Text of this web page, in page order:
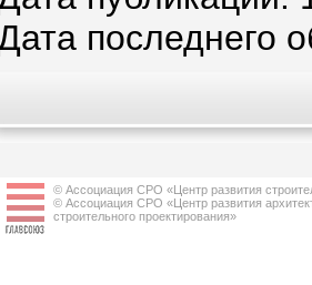
последнего
© Ассоциация СРО «Центр развития
© Ассоциация СРО «Центр развития
строительного проектирования»